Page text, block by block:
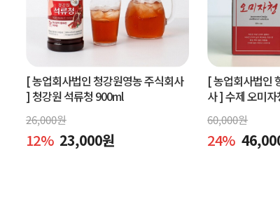
[ 농업회사법인 청강원영농 주식회사
] 청강원 석류청 900ml
26,000원
12% 23,000원
[ 농업회사법인
사 ]수제 오미
엑기스l[주연네
60,000원
24%